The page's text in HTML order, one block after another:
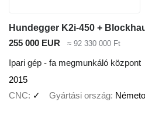
Hundegger K2i-450 +
255 000 EUR
≈ 92 330 000 Ft
Ipari gép - fa megmunkáló központ
2015
CNC
✓ Gyártási ország